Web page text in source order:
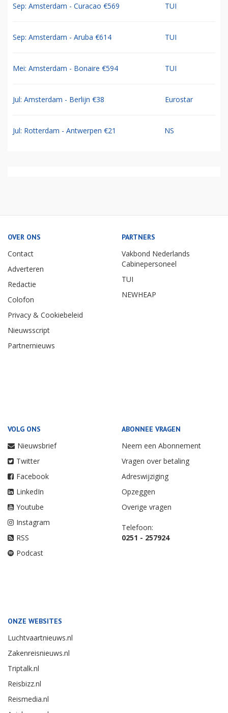
Sep: Amsterdam - Curacao €569 TUI
Sep: Amsterdam - Aruba €614 TUI
Mei: Amsterdam - Bonaire €594 TUI
Jul: Amsterdam - Berlijn €38 Eurostar
Jul: Rotterdam - Antwerpen €21 NS
OVER ONS
Contact
Adverteren
Redactie
Colofon
Privacy & Cookiebeleid
Nieuwsscript
Partnernieuws
PARTNERS
Vakbond Nederlands
Cabinepersoneel
TUI
NEWHEAP
VOLG ONS
Nieuwsbrief
Twitter
Facebook
LinkedIn
Youtube
Instagram
RSS
Podcast
ABONNEE VRAGEN
Neem een Abonnement
Vragen over betaling
Adreswijziging
Opzeggen
Overige vragen
Telefoon:
0251 - 257924
ONZE WEBSITES
Luchtvaartnieuws.nl
Zakenreisnieuws.nl
Triptalk.nl
Reisbizz.nl
Reismedia.nl